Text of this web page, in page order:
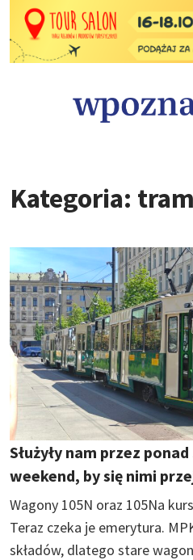
Kategoria:
Służyły nam przez
weekend, by się nimi
Wagony 105N oraz 105Na
Teraz czeka je emerytura.
składów, dlatego stare